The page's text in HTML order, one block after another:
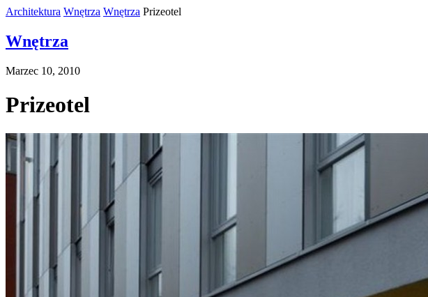
Architektura Wnętrza Wnętrza Prizeotel
Wnętrza
Marzec 10, 2010
Prizeotel